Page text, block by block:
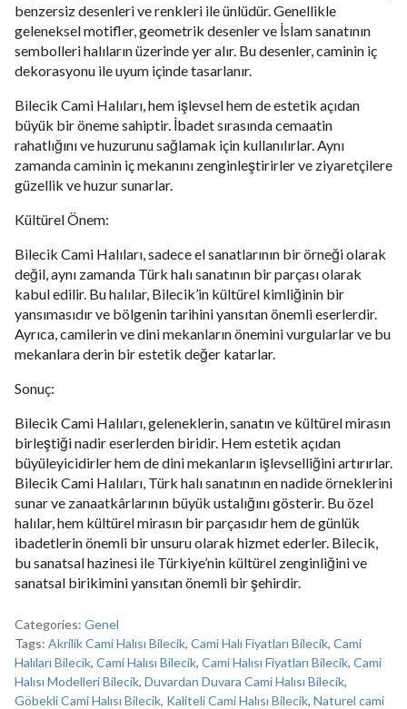
benzersiz desenleri ve renkleri ile ünlüdür. Genellikle
geleneksel motifler, geometrik desenler ve İslam sanatının
sembolleri halıların üzerinde yer alır. Bu desenler, caminin iç
dekorasyonu ile uyum içinde tasarlanır.
Bilecik Cami Halıları, hem işlevsel hem de estetik açıdan
büyük bir öneme sahiptir. İbadet sırasında cemaatin
rahatlığını ve huzurunu sağlamak için kullanılırlar. Aynı
zamanda caminin iç mekanını zenginleştirirler ve ziyaretçilere
güzellik ve huzur sunarlar.
Kültürel Önem:
Bilecik Cami Halıları, sadece el sanatlarının bir örneği olarak
değil, aynı zamanda Türk halı sanatının bir parçası olarak
kabul edilir. Bu halılar, Bilecik’in kültürel kimliğinin bir
yansımasıdır ve bölgenin tarihini yansıtan önemli eserlerdir.
Ayrıca, camilerin ve dini mekanların önemini vurgularlar ve bu
mekanlara derin bir estetik değer katarlar.
Sonuç:
Bilecik Cami Halıları, geleneklerin, sanatın ve kültürel mirasın
birleştiği nadir eserlerden biridir. Hem estetik açıdan
büyüleyicidirler hem de dini mekanların işlevselliğini artırırlar.
Bilecik Cami Halıları, Türk halı sanatının en nadide örneklerini
sunar ve zanaatkârlarının büyük ustalığını gösterir. Bu özel
halılar, hem kültürel mirasın bir parçasıdır hem de günlük
ibadetlerin önemli bir unsuru olarak hizmet ederler. Bilecik,
bu sanatsal hazinesi ile Türkiye’nin kültürel zenginliğini ve
sanatsal birikimini yansıtan önemli bir şehirdir.
Categories: Genel
Tags: Akrilik Cami Halısı Bilecik, Cami Halı Fiyatları Bilecik, Cami
Halıları Bilecik, Cami Halısı Bilecik, Cami Halısı Fiyatları Bilecik, Cami
Halısı Modelleri Bilecik, Duvardan Duvara Cami Halısı Bilecik,
Göbekli Cami Halısı Bilecik, Kaliteli Cami Halısı Bilecik, Naturel cami